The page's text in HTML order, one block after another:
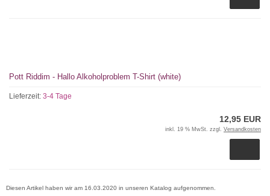
Pott Riddim - Hallo Alkoholproblem T-Shirt (white)
Lieferzeit: 3-4 Tage
12,95 EUR
inkl. 19 % MwSt. zzgl. Versandkosten
Diesen Artikel haben wir am 16.03.2020 in unseren Katalog aufgenommen.